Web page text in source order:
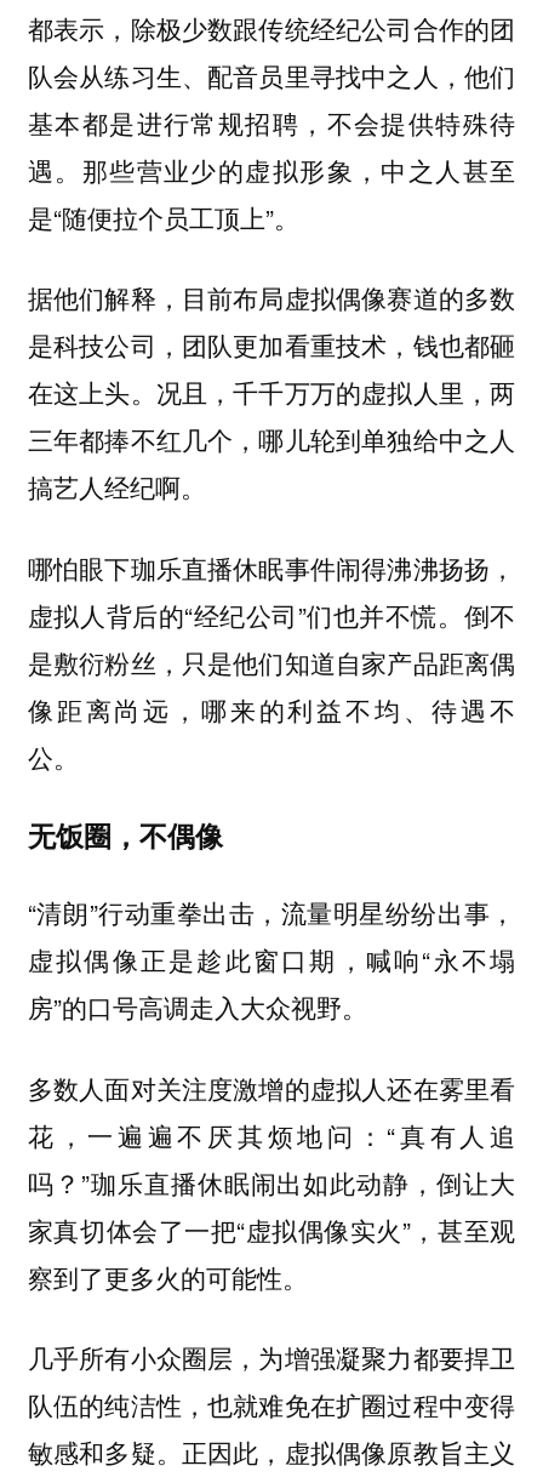
都表示，除极少数跟传统经纪公司合作的团
队会从练习生、配音员里寻找中之人，他们
基本都是进行常规招聘，不会提供特殊待
遇。那些营业少的虚拟形象，中之人甚至
是“随便拉个员工顶上”。
据他们解释，目前布局虚拟偶像赛道的多数
是科技公司，团队更加看重技术，钱也都砸
在这上头。况且，千千万万的虚拟人里，两
三年都捧不红几个，哪儿轮到单独给中之人
搞艺人经纪啊。
哪怕眼下珈乐直播休眠事件闹得沸沸扬扬，
虚拟人背后的“经纪公司”们也并不慌。倒不
是敷衍粉丝，只是他们知道自家产品距离偶
像距离尚远，哪来的利益不均、待遇不
公。
无饭圈，不偶像
“清朗”行动重拳出击，流量明星纷纷出事，
虚拟偶像正是趁此窗口期，喊响“永不塌
房”的口号高调走入大众视野。
多数人面对关注度激增的虚拟人还在雾里看
花，一遍遍不厌其烦地问：“真有人追
吗？”珈乐直播休眠闹出如此动静，倒让大
家真切体会了一把“虚拟偶像实火”，甚至观
察到了更多火的可能性。
几乎所有小众圈层，为增强凝聚力都要捍卫
队伍的纯洁性，也就难免在扩圈过程中变得
敏感和多疑。正因此，虚拟偶像原教旨主义